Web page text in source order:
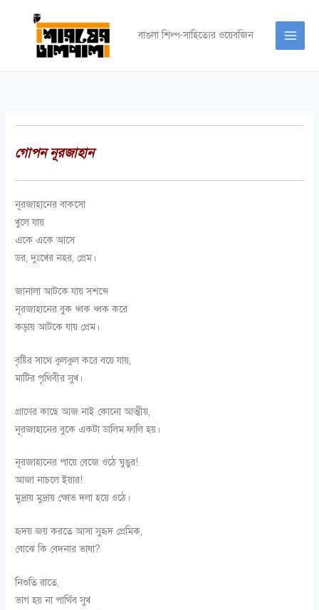
বাঙলা শিল্প-সাহিত্যের ওয়েবজিন
গোপন নূরজাহান
নূরজাহানের বাকসো
খুলে যায়
একে একে আসে
ডর,দুঃখের নহর,প্রেম।
জানালা আটকে যায় সশব্দে
নূরজাহানের বুক ধ্বক ধ্বক করে
কড়ায় আটকে যায় প্রেম।
বৃষ্টির সাথে কুলকুল করে বয়ে যায়,
মাটির পৃথিবীর সুখ।
প্রাণের কাছে আজ নাই কোনো আত্মীয়,
নূরজাহানের বুকে একটা ডালিম ফালি হয় ।
নূরজাহানের পায়ে বেজে ওঠে ঘুঙুর!
আজা নাচলে ইয়ার!
মুদ্রায় মুদ্রায় ক্ষোভ দলা হয়ে ওঠে ।
হৃদয় জয় করতে আসা সুহৃদ প্রেমিক,
বোঝে কি বেদনার ভাষা?
নিশুতি রাতে,
ভাগ হয় না পার্থিব সুখ